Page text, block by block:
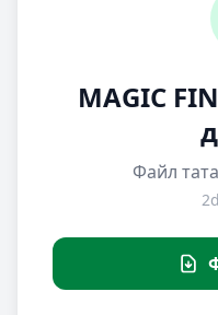
MAGIC
Файл